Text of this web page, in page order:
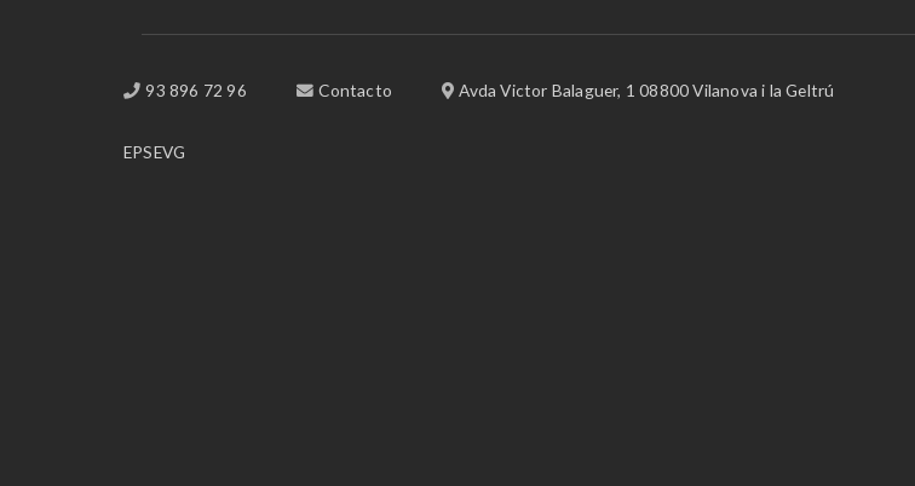
93 896 72 96 Contacto Avda Victor Balaguer, 1 08800 Vilanova i la Geltrú
EPSEVG